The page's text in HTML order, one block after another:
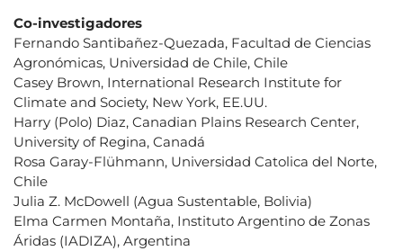
Co-investigadores
Fernando Santibañez-Quezada, Facultad de Ciencias
Agronómicas, Universidad de Chile, Chile
Casey Brown, International Research Institute for
Climate and Society, New York, EE.UU.
Harry (Polo) Diaz, Canadian Plains Research Center,
University of Regina, Canadá
Rosa Garay-Flühmann, Universidad Catolica del Norte,
Chile
Julia Z. McDowell (Agua Sustentable, Bolivia)
Elma Carmen Montaña, Instituto Argentino de Zonas
Áridas (IADIZA), Argentina